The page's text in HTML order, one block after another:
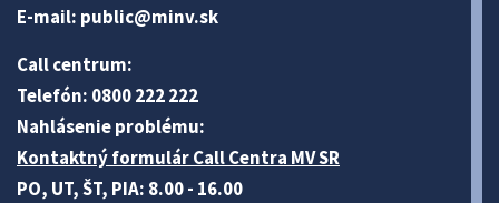
E-mail: public@minv.sk
Call centrum:
Telefón: 0800 222 222
Nahlásenie problému:
Kontaktný formulár Call Centra MV SR
PO, UT, ŠT, PIA: 8.00 - 16.00